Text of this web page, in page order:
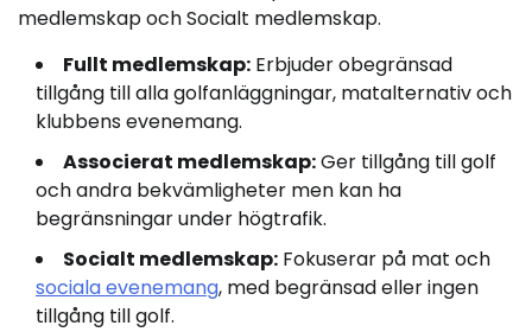
medlemskap och Socialt medlemskap.
Fullt medlemskap: Erbjuder obegränsad
tillgång till alla golfanläggningar, matalternativ och
klubbens evenemang.
Associerat medlemskap:Ger tillgång till golf
och andra bekvämligheter men kan ha
begränsningar under högtrafik.
Socialt medlemskap: Fokuserar på mat och
sociala evenemang, med begränsad eller ingen
tillgång till golf.